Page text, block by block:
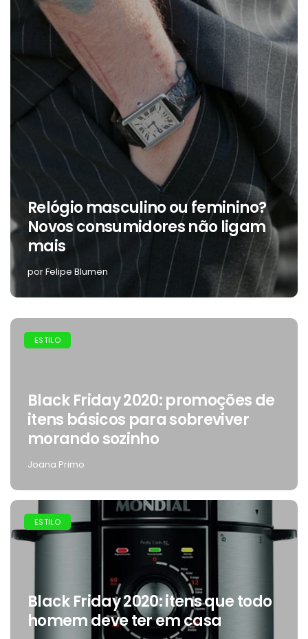
Relógio masculino ou feminino?
Novos consumidores não ligam
mais
por Felipe Blumen
ESTILO
Black Friday 2020: promoções de
itens básicos para sobreviver
morando sozinho
Joana Primo
ESTILO
Black Friday 2020: itens que todo
homem deve ter em casa